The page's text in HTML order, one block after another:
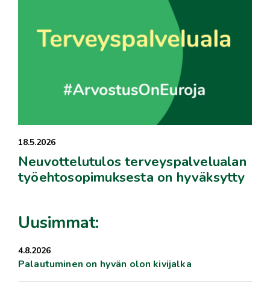
18.5.2026
Neuvottelutulos terveyspalvelualan
työehtosopimuksesta on hyväksytty
Uusimmat:
4.8.2026
Palautuminen on hyvän olon kivijalka